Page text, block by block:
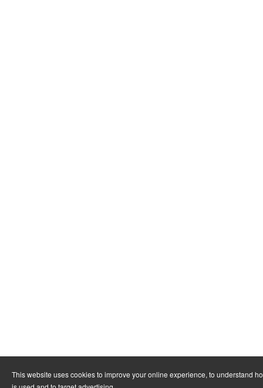
This website uses cookies to improve your online experience, to understand